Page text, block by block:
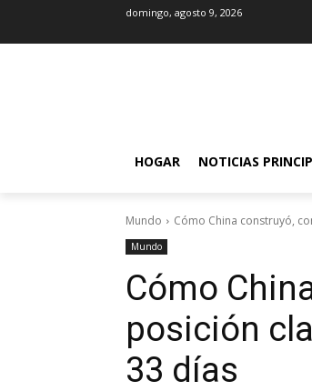
domingo, agosto 9, 2026
HOGAR NOTICIAS
Mundo Cómo China construyó,
Mundo
Cómo
posición
33 días